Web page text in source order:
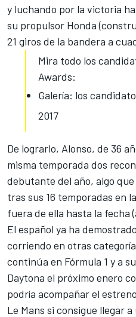
y luchando por la victoria
su propulsor Honda
21 giros de la bandera a
Mira todo los
Awards:
Galería: los
2017
De lograrlo, Alonso, de 36
misma temporada dos
debutante del año, algo
tras sus 16 temporadas en
fuera de ella hasta la fecha
El español ya ha
corriendo en otras
continúa en Fórmula 1 y a
Daytona el próximo enero
podría acompañarel
Le Mans si consigue llegar